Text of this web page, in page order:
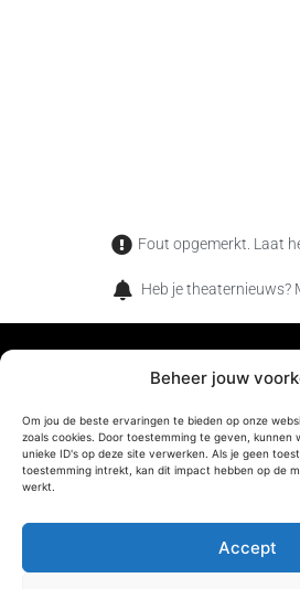
Beheer jouw
Om jou de beste ervaringen te bieden op onze
zoals cookies. Door toestemming te geven, kunnen
unieke ID's op deze site verwerken. Als je geen
toestemming intrekt, kan dit impact hebben op de
werkt.
Accept
Fout opgemerkt. Laat
Heb je theaternieuws?
TheaterMag is het magazine voor
theaterliefhebber. Wat jij en onze
hebben, is dat jullie net als ons